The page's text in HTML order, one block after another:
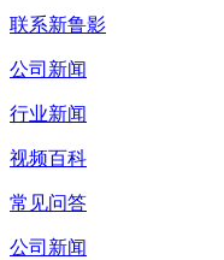
联系新鲁影
公司新闻
行业新闻
视频百科
常见问答
公司新闻